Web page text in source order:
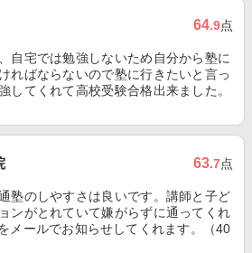
64.9点
自宅では勉強しないため自分から塾に
ればならないので塾に行きたいと言っ
してくれて高校受験合格出来ました。
63.7点
塾のしやすさは良いです。講師と子ど
ンがとれていて嫌がらずに通ってくれ
メールでお知らせしてくれます。（40